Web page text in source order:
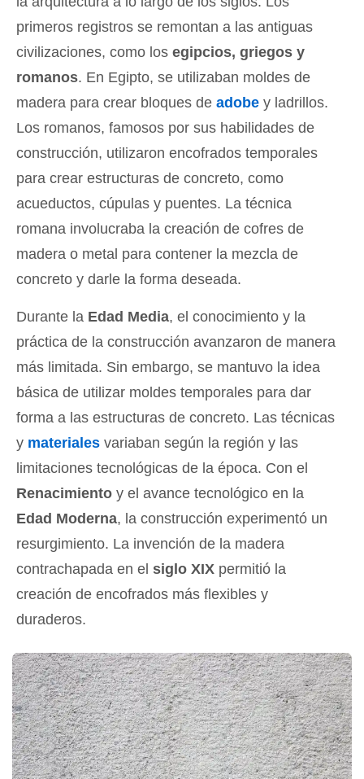
primeros registros se remontan a las antiguas
civilizaciones, como los egipcios, griegos y
romanos. En Egipto, se utilizaban moldes de
madera para crear bloques de adobe y ladrillos.
Los romanos, famosos por sus habilidades de
construcción, utilizaron encofrados temporales
para crear estructuras de concreto, como
acueductos, cúpulas y puentes. La técnica
romana involucraba la creación de cofres de
madera o metal para contener la mezcla de
concreto y darle la forma deseada.
Durante la Edad Media, el conocimiento y la
práctica de la construcción avanzaron de manera
más limitada. Sin embargo, se mantuvo la idea
básica de utilizar moldes temporales para dar
forma a las estructuras de concreto. Las técnicas
y materiales variaban según la región y las
limitaciones tecnológicas de la época. Con el
Renacimiento y el avance tecnológico en la
Edad Moderna, la construcción experimentó un
resurgimiento. La invención de la madera
contrachapada en el siglo XIX permitió la
creación de encofrados más flexibles y
duraderos.